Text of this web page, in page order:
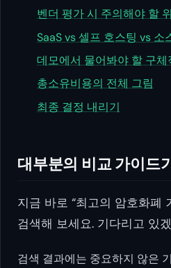
벤더 평가 시 주의해야 할
SaaS vs 셀프 호스팅 vs 소
데모에서 물어봐야 할 구체
총소유비용의 전체 그림
최종 결정 내리기
대부분의 비교 가이드
지금 바로 “최고의 암호화폐
검색해 보세요. 기다리고 있
검색 결과에는 중요하지 않은